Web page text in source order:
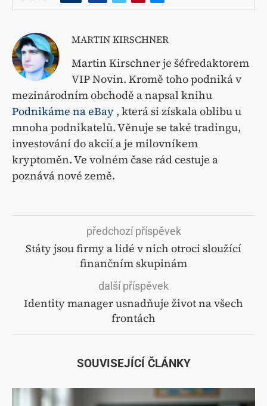
MARTIN KIRSCHNER
Martin Kirschner je šéfredaktorem
VIP Novin. Kromě toho podniká v
mezinárodním obchodě a napsal knihu
Podnikáme na eBay , která si získala oblibu u
mnoha podnikatelů. Věnuje se také tradingu,
investování do akcií a je milovníkem
kryptoměn. Ve volném čase rád cestuje a
poznává nové země.
předchozí příspěvek
Státy jsou firmy a lidé v nich otroci sloužící
finančním skupinám
další příspěvek
Identity manager usnadňuje život na všech
frontách
SOUVISEJÍCÍ ČLÁNKY